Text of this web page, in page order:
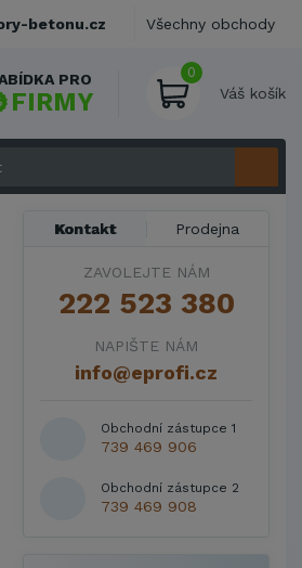
PRO
FIRMY
0
Váš košík
Kontakt Prodejna
ZAVOLEJTE NÁM
222 523 380
NAPIŠTE NÁM
info@eprofi.cz
Obchodní zástupce 1
739 469 906
Obchodní zástupce 2
739 469 908
betonu.cz Všechny obchody